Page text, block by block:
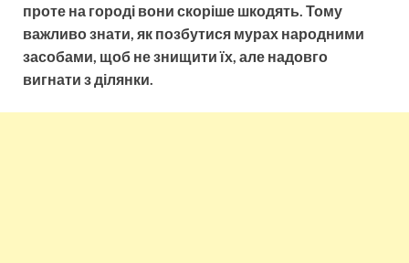
проте на городі вони скоріше шкодять. Тому
важливо знати, як позбутися мурах народними
засобами, щоб не знищити їх, але надовго
вигнати з ділянки.